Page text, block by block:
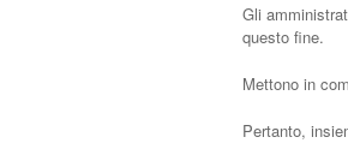
Gli
questo fine.
Mettono in
Pertanto,